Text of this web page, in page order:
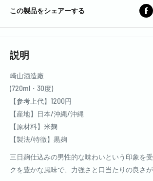
この製品をシェアーする
説明
崎山酒造廠
(720ml・30度)
【参考上代】1200円
【産地】日本/沖縄/沖縄
【原材料】米麹
【製法/特徴】黒麹
三日麹仕込みの男性的な味わいという印象を
クを豊かな風味で、力強さと口当たりの良さが